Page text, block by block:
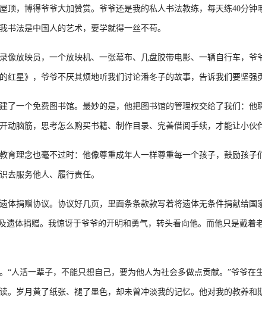
顶，博得爷爷大加赞赏。爷爷还是我的私人书法教练，每天练40分
书法是中国人的艺术，要学就得一丝不苟。
放映员，一个放映机、一张幕布、几盘胶带电影、一辆自行车，爷
星》，爷爷不厌其烦地听我们讨论潘冬子的故事，告诉我们要坚强
一个免费图书馆。最妙的是，他把图书馆的管理权交给了我们：他
脑筋，思考怎么购买书籍、制作目录、完善借阅手续，才能让小伙
理念也毫不过时：他像尊重成年人一样尊重每一个孩子，鼓励孩子
去服务他人、履行责任。
捐赠协议。协议好几页，里面条条款款写着将遗体无条件捐献给国
体捐赠。我惊讶于爷爷的开明和勇气，转头看向他。而他只是戴着
活一辈子，不能只想自己，要为他人为社会多做点贡献。”爷爷在
岁月黄了纸张、褪了墨色，却未曾冲淡我的记忆。他对我的教养和